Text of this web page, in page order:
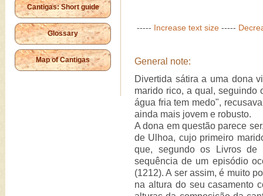
Cantigas: Short guide
Glossary
Map of Cantigas
----- Increase text size -----
General note:
Divertida sátira a uma dona
marido rico, a qual, seguindo
água fria tem medo",
ainda mais jovem e robusto.
A dona em questão parece
de Ulhoa, cujo primeiro
que, segundo os Livros de
sequência de um episódio
(1212). A ser assim, é muito
na altura do seu casamento